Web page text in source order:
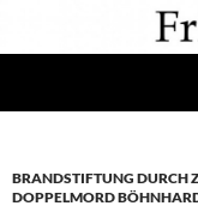
BRANDSTIFTUNG DURCH
DOPPELMORD